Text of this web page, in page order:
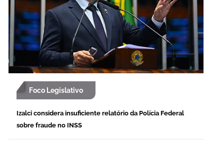
Foco Legislativo
Izalci considera insuficiente relatório da Polícia Federal
sobre fraude no INSS